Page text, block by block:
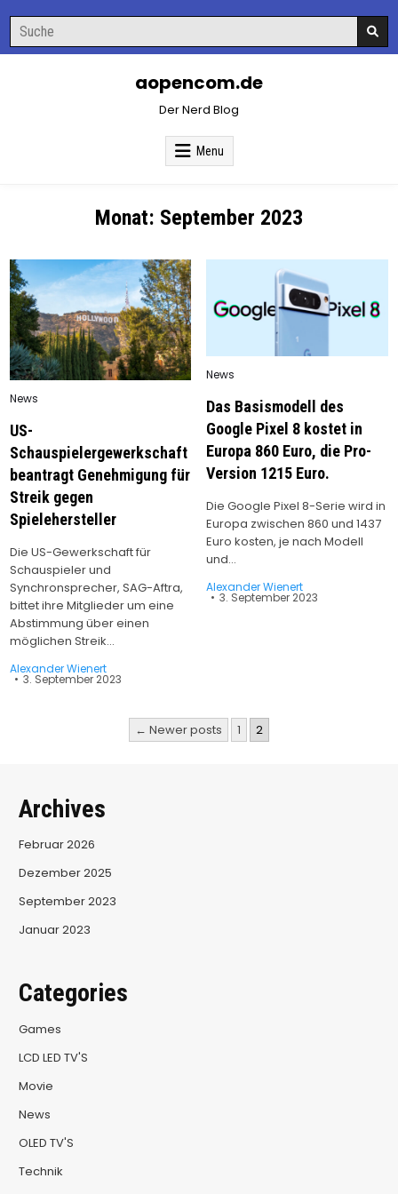
content
Search
for:
aopencom.de
Der Nerd Blog
Menu
Monat: September 2023
Posted
News
US-
Schauspielergewerkschaft
beantragt Genehmigung für
Streik gegen
Spielehersteller
Die US-Gewerkschaft für
Schauspieler und
Synchronsprecher, SAG-Aftra,
bittet ihre Mitglieder um eine
Abstimmung über einen
möglichen Streik…
Alexander Wienert
3. September 2023
Posted
News
Das Basismodell des
Google Pixel 8 kostet in
Europa 860 Euro, die Pro-
Version 1215 Euro.
Die Google Pixel 8-Serie wird in
Europa zwischen 860 und 1437
Euro kosten, je nach Modell
und…
Alexander Wienert
3. September 2023
Seitennummerierung
← Newer posts 1 2
Archives
Februar 2026
Dezember 2025
September 2023
Januar 2023
Categories
Games
LCD LED TV'S
Movie
News
OLED TV'S
Technik